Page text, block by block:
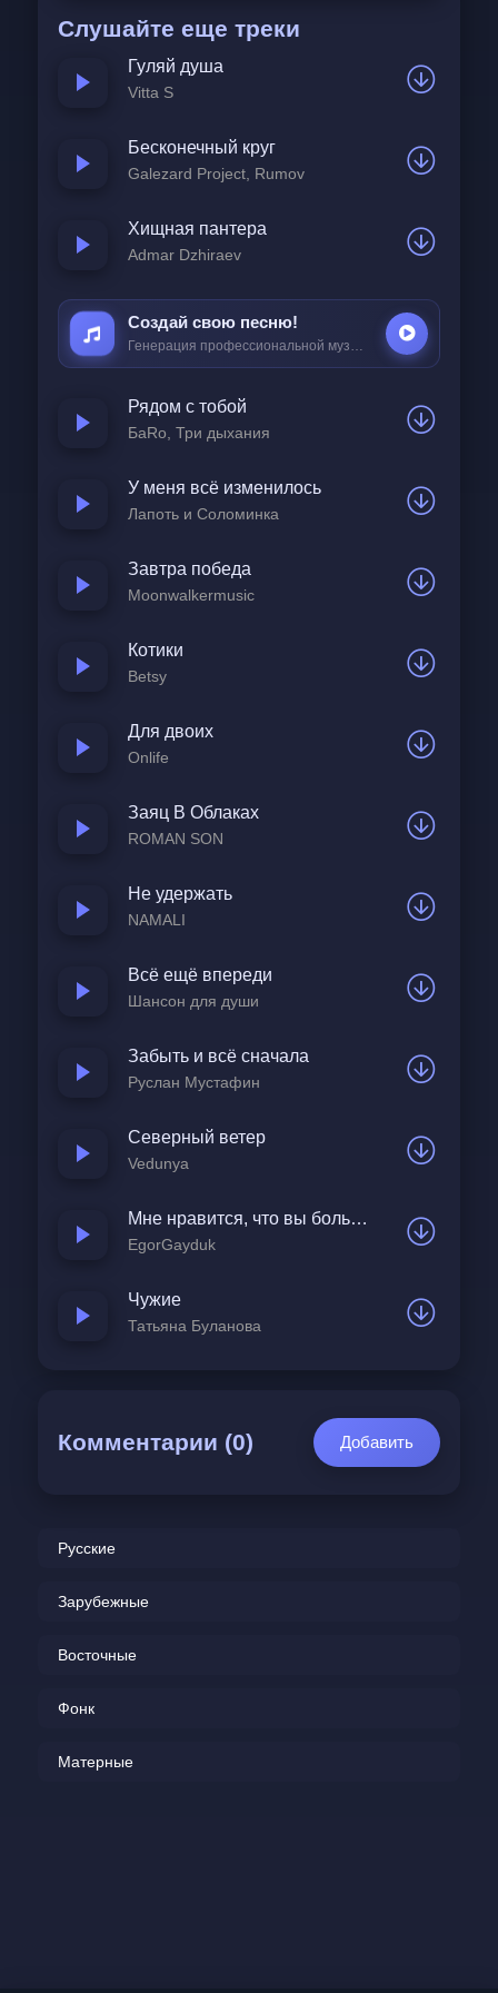
Слушайте еще треки
Гуляй душа
Vitta S
Бесконечный круг
Galezard Project, Rumov
Хищная пантера
Admar Dzhiraev
Создай свою песню!
Генерация профессиональной музыки всего за
Рядом с тобой
БаRo, Три дыхания
У меня всё изменилось
Лапоть и Соломинка
Завтра победа
Moonwalkermusic
Котики
Betsy
Для двоих
Onlife
Заяц В Облаках
ROMAN SON
Не удержать
NAMALI
Всё ещё впереди
Шансон для души
Забыть и всё сначала
Руслан Мустафин
Северный ветер
Vedunya
Мне нравится, что вы больны не мной
EgorGayduk
Чужие
Татьяна Буланова
Комментарии (0) Добавить
Русские
Зарубежные
Восточные
Фонк
Матерные